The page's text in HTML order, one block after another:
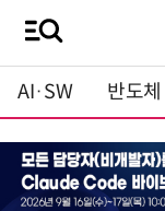
AI·SW 반도체